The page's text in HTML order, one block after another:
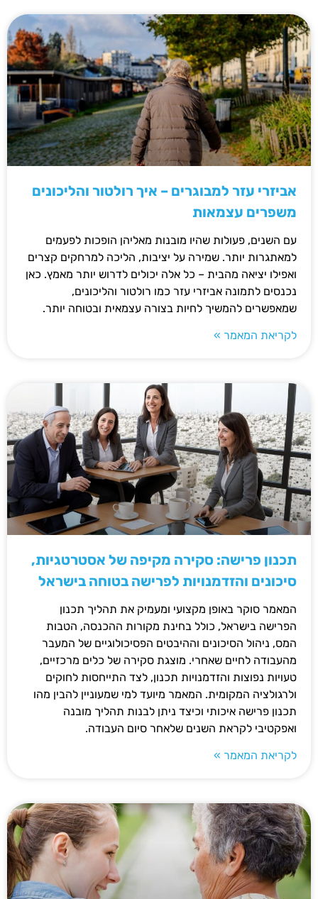
אביזרי עזר למבוגרים – איך רולטור והליכונים
משפרים עצמאות
עם השנים, פעולות שהיו מובנות מאליהן הופכות לפעמים
למאתגרות יותר. שמירה על יציבות, הליכה למרחקים קצרים
ואפילו יציאה מהבית – כל אלה יכולים לדרוש יותר מאמץ. כאן
נכנסים לתמונה אביזרי עזר כמו רולטור והליכונים,
שמאפשרים להמשיך לחיות בצורה עצמאית ובטוחה יותר.
לקריאת המאמר »
תכנון פרישה: סקירה מקיפה של אסטרטגיות,
סיכונים והזדמנויות לפרישה בטוחה בישראל
המאמר סוקר באופן מקצועי ומעמיק את תהליך תכנון
הפרישה בישראל, כולל בחינת מקורות ההכנסה, הטבות
המס, ניהול הסיכונים וההיבטים הפסיכולוגיים של המעבר
מהעבודה לחיים שאחרי. מוצגת סקירה של כלים מרכזיים,
טעויות נפוצות והזדמנויות תכנון, לצד התייחסות לחוקים
ולרגולציה המקומית. המאמר מיועד למי שמעוניין להבין מהו
תכנון פרישה איכותי וכיצד ניתן לבנות תהליך מובנה
ואפקטיבי לקראת השנים שלאחר סיום העבודה.
לקריאת המאמר »